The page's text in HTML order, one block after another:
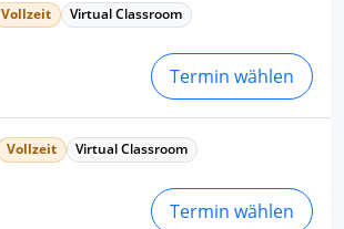
Vollzeit Virtual Classroom
Termin wählen
Vollzeit Virtual Classroom
Termin wählen